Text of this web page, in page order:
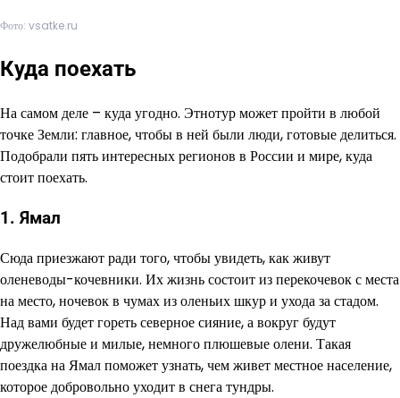
Фото: vsatke.ru
Куда поехать
На самом деле – куда угодно. Этнотур может пройти в любой
точке Земли: главное, чтобы в ней были люди, готовые делиться.
Подобрали пять интересных регионов в России и мире, куда
стоит поехать.
1. Ямал
Сюда приезжают ради того, чтобы увидеть, как живут
оленеводы-кочевники. Их жизнь состоит из перекочевок с места
на место, ночевок в чумах из оленьих шкур и ухода за стадом.
Над вами будет гореть северное сияние, а вокруг будут
дружелюбные и милые, немного плюшевые олени. Такая
поездка на Ямал поможет узнать, чем живет местное население,
которое добровольно уходит в снега тундры.